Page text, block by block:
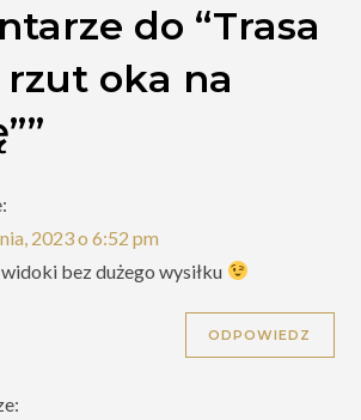
do “Trasa
rzut oka na
”
2023 o 6:52 pm
bez dużego wysiłku
ODPOWIEDZ